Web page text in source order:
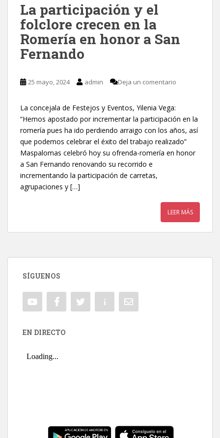
La participación y el
folclore crecen en la
Romería en honor a San
Fernando
25 mayo, 2024 admin Deja un comentario
La concejala de Festejos y Eventos, Yilenia Vega:
“Hemos apostado por incrementar la participación en la
romería pues ha ido perdiendo arraigo con los años, así
que podemos celebrar el éxito del trabajo realizado”
Maspalomas celebró hoy su ofrenda-romería en honor
a San Fernando renovando su recorrido e
incrementando la participación de carretas,
agrupaciones y […]
LEER MÁS
SÍGUENOS
EN DIRECTO